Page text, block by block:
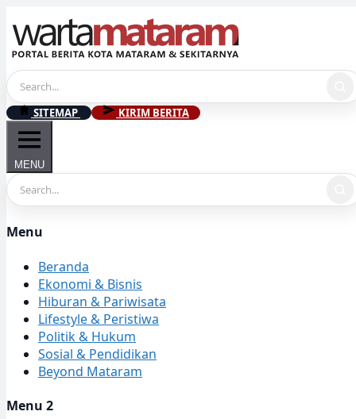
to
content
SITEMAP KIRIM BERITA
MENU
Menu
Beranda
Ekonomi & Bisnis
Hiburan & Pariwisata
Lifestyle & Peristiwa
Politik & Hukum
Sosial & Pendidikan
Beyond Mataram
Menu 2